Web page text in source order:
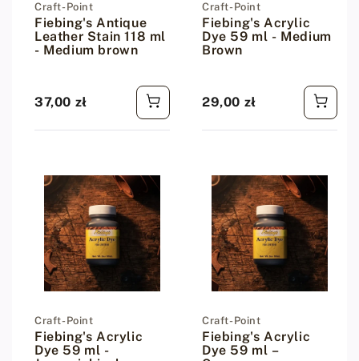
Dostawca:
Craft-Point
Fiebing's Antique
Leather Stain 118 ml
- Medium brown
Cena regularna
37,00 zł
Dostawca:
Craft-Point
Fiebing's Acrylic
Dye 59 ml - Medium
Brown
Cena regularna
29,00 zł
Dostawca:
Craft-Point
Fiebing's Acrylic
Dye 59 ml -
Dostawca:
Craft-Point
Fiebing's Acrylic
Dye 59 ml –